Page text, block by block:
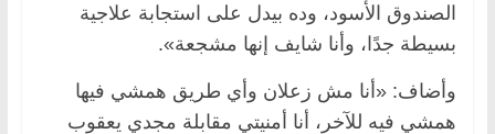
الصندوق الأسود، وده بيدل على استجابة علاجية
بسيطة جدًا، وأنا شايف إنها مشجعة».
وأضاف: «أنا مش زعلان وأي طريق همشي فيها
همشي فيه للآخر، أنا أمنيتي مقابلة مجدي يعقوب